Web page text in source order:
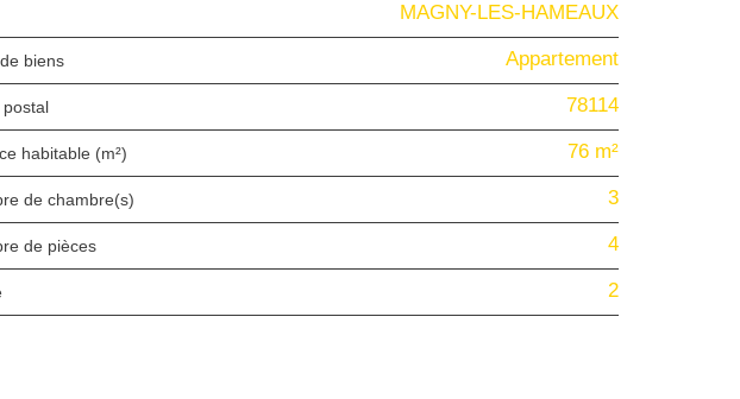
MAGNY-LES-HAMEAUX
de biens Appartement
postal 78114
habitable (m²) 76 m²
de chambre(s) 3
de pièces 4
2